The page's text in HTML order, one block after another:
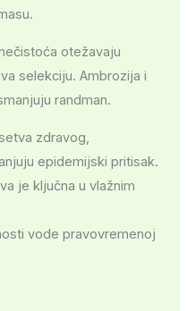
otežavaju
selekciju. Ambrozija i
randman.
zdravog,
epidemijski pritisak.
je ključna u vlažnim
vode pravovremenoj